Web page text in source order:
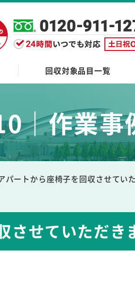
回収対象品目一覧
｜作業事
パートから座椅子を回収させてい
させていただき